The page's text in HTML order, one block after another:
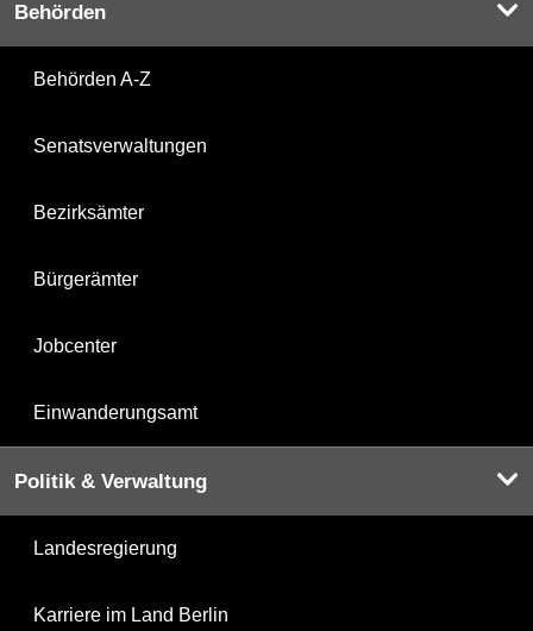
Behörden
Behörden A-Z
Senatsverwaltungen
Bezirksämter
Bürgerämter
Jobcenter
Einwanderungsamt
Politik & Verwaltung
Landesregierung
Karriere im Land Berlin